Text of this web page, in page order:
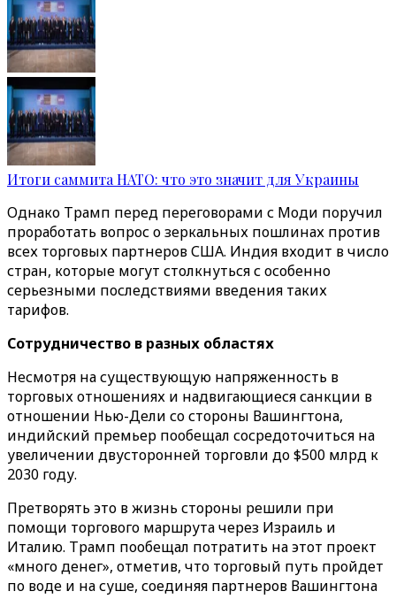
Итоги саммита НАТО: что это значит для Украины
Однако Трамп перед переговорами с Моди поручил
проработать вопрос о зеркальных пошлинах против
всех торговых партнеров США. Индия входит в число
стран, которые могут столкнуться с особенно
серьезными последствиями введения таких
тарифов.
Сотрудничество в разных областях
Несмотря на существующую напряженность в
торговых отношениях и надвигающиеся санкции в
отношении Нью-Дели со стороны Вашингтона,
индийский премьер пообещал сосредоточиться на
увеличении двусторонней торговли до $500 млрд к
2030 году.
Претворять это в жизнь стороны решили при
помощи торгового маршрута через Израиль и
Италию. Трамп пообещал потратить на этот проект
«много денег», отметив, что торговый путь пройдет
по воде и на суше, соединяя партнеров Вашингтона